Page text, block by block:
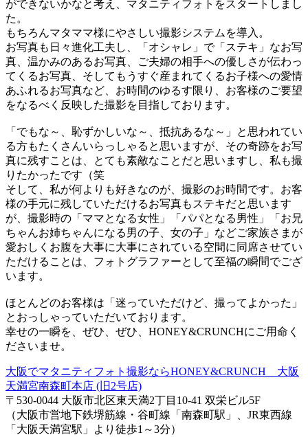
ができないかなと考え、マタニティフォトをスタートしまし
た。
もちろんマタママ様にやさしい撮影システムを導入。
お写真も日々進化工夫し、「オシャレ」で「ステキ」なお写
真、温かみのあるお写真、ご夫婦の相手への優しさが伝わっ
てくるお写真、そしてもうすぐ産まれてくるお子様への愛情
あふれるお写真など、お時間のゆるす限り、お客様のご要望
をなるべく反映した撮影を目指しております。
「でもな～、恥ずかしいな～、抵抗あるな～」と思われてい
る方もたくさんいらっしゃると思いますが、その奇跡をお写
真に残すことは、とても素敵なことだと思いますし、私も撮
りたかったです（笑
そして、私が何よりも好きなのが、撮影のお時間です。お客
様の手元に残していただけるお写真もステキだと思います
が、撮影時の「ママとなる女性」「パパとなる男性」「お兄
ちゃんお姉ちゃんになる男の子、女の子」などご家族さまが
愛おしくお腹を大事に大事にされている空間に同席させてい
ただけることは、フォトグラファーとして至福の瞬間でござ
います。
ほとんどのお客様は「迷っていただけど、撮ってよかった」
とおっしゃっていただいております。
幸せの一瞬を、ぜひ、ぜひ、HONEY&CRUNCHにご用命く
ださいませ。
大阪でマタニティフォト撮影ならHONEY&CRUNCH 大阪
天満宮南森町本店 (旧2号店)
〒530-0044 大阪市北区東天満2丁目10-41 双栄ビル5F
（大阪市営地下鉄堺筋線・谷町線「南森町駅」、JR東西線
「大阪天満宮駅」より徒歩1～3分）